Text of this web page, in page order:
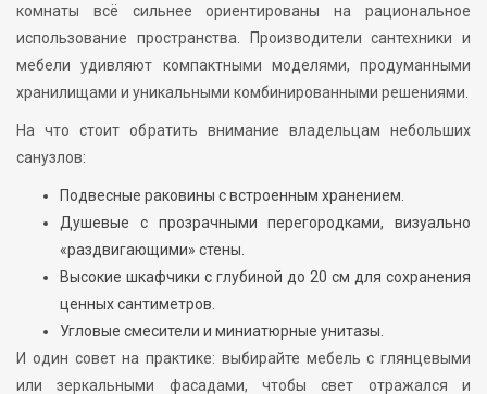
комнаты всё сильнее ориентированы на рациональное
использование пространства. Производители сантехники и
мебели удивляют компактными моделями, продуманными
хранилищами и уникальными комбинированными решениями.
На что стоит обратить внимание владельцам небольших
санузлов:
Подвесные раковины с встроенным хранением.
Душевые с прозрачными перегородками, визуально
«раздвигающими» стены.
Высокие шкафчики с глубиной до 20 см для сохранения
ценных сантиметров.
Угловые смесители и миниатюрные унитазы.
И один совет на практике: выбирайте мебель с глянцевыми
или зеркальными фасадами, чтобы свет отражался и